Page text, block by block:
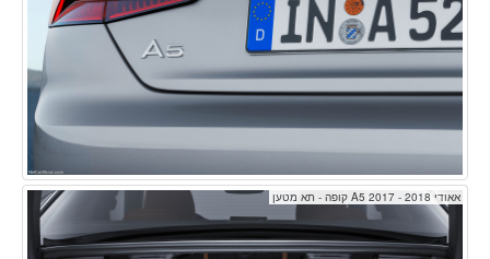
אאודי A5 2017 - 2018 קופה - תא מטען